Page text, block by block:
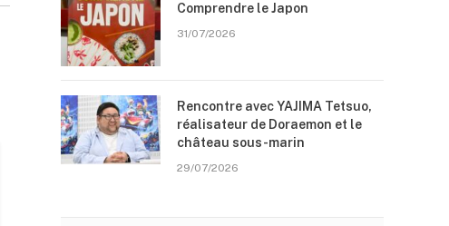
Comprendre le Japon
31/07/2026
Rencontre avec YAJIMA Tetsuo,
réalisateur de Doraemon et le
château sous-marin
29/07/2026